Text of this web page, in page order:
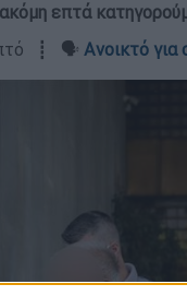
επτά
┋ 🗣️ Ανοικτό για